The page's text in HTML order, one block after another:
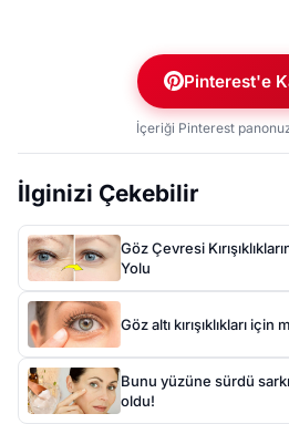
Pinterest'e
İçeriği Pinterest
İlginizi Çekebilir
Göz Çevresi
Yolu
Göz altı kırışıklıkları için
Bunu yüzüne sürdü
oldu!